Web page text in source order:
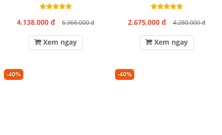
4.138.000 đ 6.366.000 đ
Xem ngay
2.675.000 đ 4.280.000 đ
Xem ngay
-40% -40%